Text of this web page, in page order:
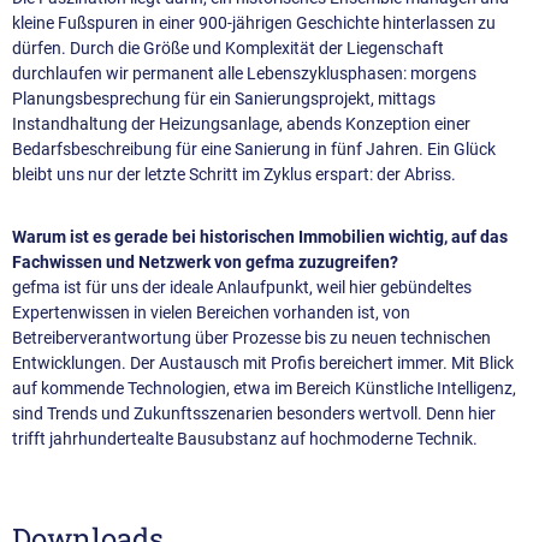
kleine Fußspuren in einer 900-jährigen Geschichte hinterlassen zu
dürfen. Durch die Größe und Komplexität der Liegenschaft
durchlaufen wir permanent alle Lebenszyklusphasen: morgens
Planungsbesprechung für ein Sanierungsprojekt, mittags
Instandhaltung der Heizungsanlage, abends Konzeption einer
Bedarfsbeschreibung für eine Sanierung in fünf Jahren. Ein Glück
bleibt uns nur der letzte Schritt im Zyklus erspart: der Abriss.
Warum ist es gerade bei historischen Immobilien wichtig, auf das
Fachwissen und Netzwerk von gefma zuzugreifen?
gefma ist für uns der ideale Anlaufpunkt, weil hier gebündeltes
Expertenwissen in vielen Bereichen vorhanden ist, von
Betreiberverantwortung über Prozesse bis zu neuen technischen
Entwicklungen. Der Austausch mit Profis bereichert immer. Mit Blick
auf kommende Technologien, etwa im Bereich Künstliche Intelligenz,
sind Trends und Zukunftsszenarien besonders wertvoll. Denn hier
trifft jahrhundertealte Bausubstanz auf hochmoderne Technik.